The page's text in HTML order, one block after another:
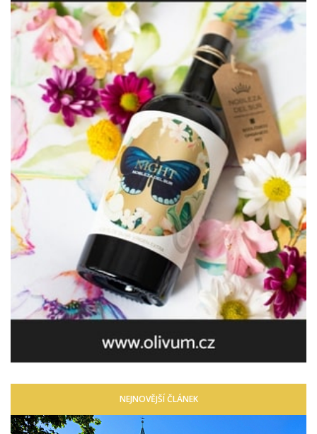
NEJNOVĚJŠÍ ČLÁNEK